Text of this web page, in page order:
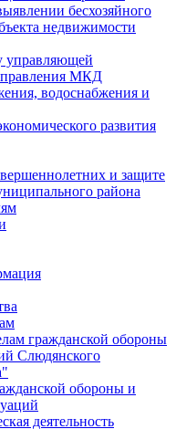
бесхозяйного
недвижимости
управляющей
МКД
водоснабжения и
развития
и защите
района
гражданской обороны
Слюдянского
обороны и
деятельность